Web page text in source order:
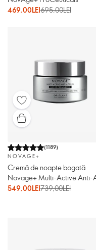
469,00LEI695,00LEI
(1189)
NOVAGE+
Cremă de noapte bogată
Novage+ Multi-Active Anti-
549,00LEI739,00LEI